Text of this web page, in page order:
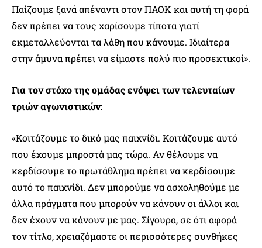
Παίζουμε ξανά απέναντι στον ΠΑΟΚ και αυτή τη φορά
δεν πρέπει να τους χαρίσουμε τίποτα γιατί
εκμεταλλεύονται τα λάθη που κάνουμε. Ιδιαίτερα
στην άμυνα πρέπει να είμαστε πολύ πιο προσεκτικοί».
Για τον στόχο της ομάδας ενόψει των τελευταίων
τριών αγωνιστικών:
«Κοιτάζουμε το δικό μας παιχνίδι. Κοιτάζουμε αυτό
που έχουμε μπροστά μας τώρα. Αν θέλουμε να
κερδίσουμε το πρωτάθλημα πρέπει να κερδίσουμε
αυτό το παιχνίδι. Δεν μπορούμε να ασχοληθούμε με
άλλα πράγματα που μπορούν να κάνουν οι άλλοι και
δεν έχουν να κάνουν με μας. Σίγουρα, σε ότι αφορά
τον τίτλο, χρειαζόμαστε οι περισσότερες συνθήκες